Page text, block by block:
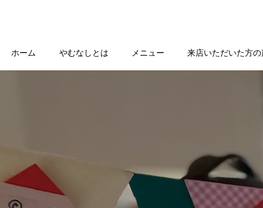
ホーム やむなしとは メニュー 来店いただいた方の